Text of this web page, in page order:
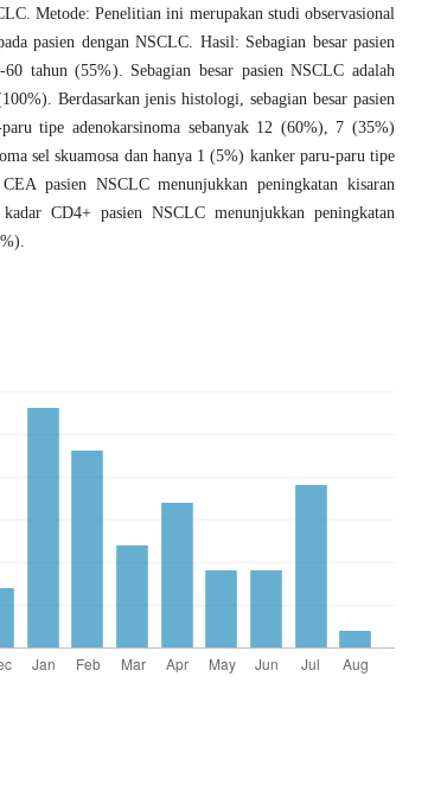
Metode: Penelitian ini merupakan studi observasional
pasien dengan NSCLC. Hasil: Sebagian besar pasien
tahun (55%). Sebagian besar pasien NSCLC adalah
Berdasarkan jenis histologi, sebagian besar pasien
tipe adenokarsinoma sebanyak 12 (60%), 7 (35%)
sel skuamosa dan hanya 1 (5%) kanker paru-paru tipe
pasien NSCLC menunjukkan peningkatan kisaran
CD4+ pasien NSCLC menunjukkan peningkatan